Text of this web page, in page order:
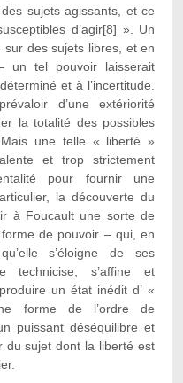
sujets agissants, et ce
d’agir[8] ». Un
sur des sujets libres, et en
un tel pouvoir laisserait
et à l’incertitude.
d’une extériorité
la totalité des possibles
Mais une telle « liberté »
et trop strictement
pour fournir une
la découverte du
à Foucault une sorte de
de pouvoir – qui, en
s’éloigne de ses
technicise, s’affine et
un état inédit d’ «
forme de l’ordre de
puissant déséquilibre et
du sujet dont la liberté est